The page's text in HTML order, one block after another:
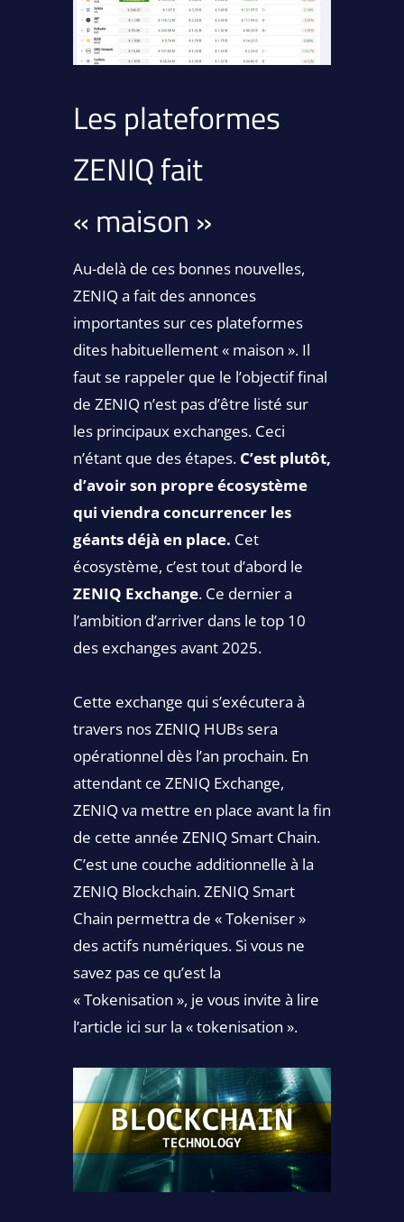
Les plateformes
ZENIQ fait
« maison »
Au-delà de ces bonnes nouvelles,
ZENIQ a fait des annonces
importantes sur ces plateformes
dites habituellement « maison ». Il
faut se rappeler que le l’objectif final
de ZENIQ n’est pas d’être listé sur
les principaux exchanges. Ceci
n’étant que des étapes. C’est plutôt,
d’avoir son propre écosystème
qui viendra concurrencer les
géants déjà en place. Cet
écosystème, c’est tout d’abord le
ZENIQ Exchange. Ce dernier a
l’ambition d’arriver dans le top 10
des exchanges avant 2025.
Cette exchange qui s’exécutera à
travers nos ZENIQ HUBs sera
opérationnel dès l’an prochain. En
attendant ce ZENIQ Exchange,
ZENIQ va mettre en place avant la fin
de cette année ZENIQ Smart Chain.
C’est une couche additionnelle à la
ZENIQ Blockchain. ZENIQ Smart
Chain permettra de « Tokeniser »
des actifs numériques. Si vous ne
savez pas ce qu’est la
« Tokenisation », je vous invite à lire
l’article ici sur la « tokenisation ».